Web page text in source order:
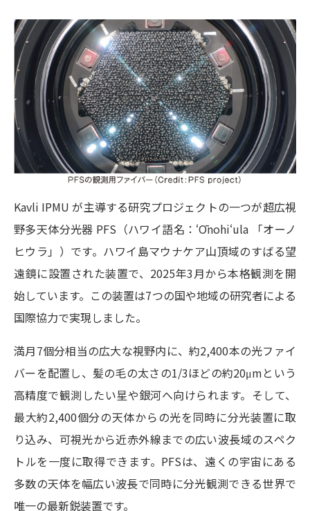
Kavli IPMU が主導する研究プロジェクトの一つが超広視
野多天体分光器 PFS（ハワイ語名：ʻŌnohiʻula 「オーノ
ヒウラ」）です。ハワイ島マウナケア山頂域のすばる望
遠鏡に設置された装置で、2025年3月から本格観測を開
始しています。この装置は7つの国や地域の研究者による
国際協力で実現しました。
満月7個分相当の広大な視野内に、約2,400本の光ファイ
バーを配置し、髪の毛の太さの1/3ほどの約20μmという
高精度で観測したい星や銀河へ向けられます。そして、
最大約2,400個分の天体からの光を同時に分光装置に取
り込み、可視光から近赤外線までの広い波長域のスペク
トルを一度に取得できます。PFSは、遠くの宇宙にある
多数の天体を幅広い波長で同時に分光観測できる世界で
唯一の最新鋭装置です。